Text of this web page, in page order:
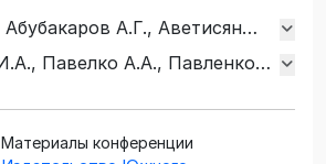
А.Г., Аветисян
Алешин В.А., Алиев И.М.,
И.Н., Арустамян Д.А.,
С.Н., Багов А.М.,
Павелко А.А., Павленко
Материалы конференции